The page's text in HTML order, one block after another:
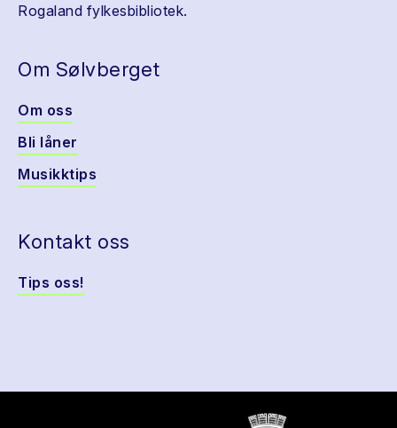
Rogaland fylkesbibliotek.
Om Sølvberget
Om oss
Bli låner
Musikktips
Kontakt oss
Tips oss!